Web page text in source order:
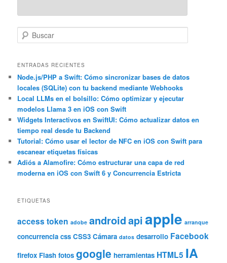
u
c
a
r
ENTRADAS RECIENTES
Node.js/PHP a Swift: Cómo sincronizar bases de datos
locales (SQLite) con tu backend mediante Webhooks
Local LLMs en el bolsillo: Cómo optimizar y ejecutar
modelos Llama 3 en iOS con Swift
Widgets Interactivos en SwiftUI: Cómo actualizar datos en
tiempo real desde tu Backend
Tutorial: Cómo usar el lector de NFC en iOS con Swift para
escanear etiquetas físicas
Adiós a Alamofire: Cómo estructurar una capa de red
moderna en iOS con Swift 6 y Concurrencia Estricta
ETIQUETAS
access token adobe androidapiapple arranque
concurrencia css CSS3 Cámara datos desarrollo Facebook
firefox Flash fotos google herramientas HTML5 IA